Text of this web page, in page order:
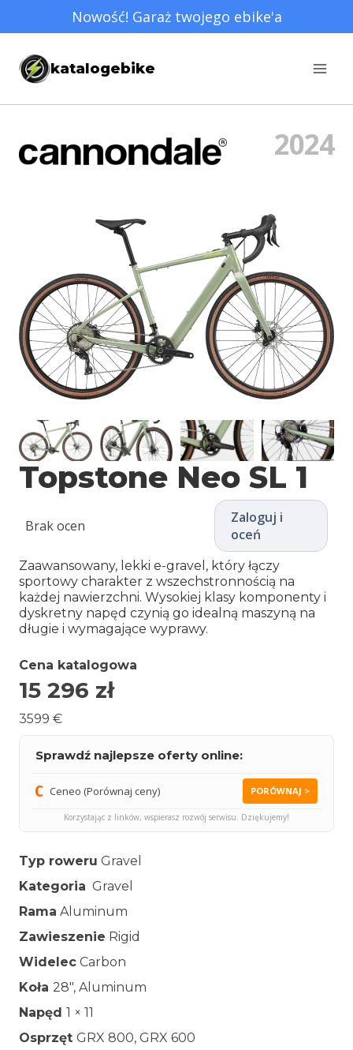
do
treści
Nowość! Garaż twojego ebike'a
katalogebike
2024
Topstone Neo SL 1
Brak ocen
Zaloguj i
oceń
Zaawansowany, lekki e-gravel, który łączy
sportowy charakter z wszechstronnością na
każdej nawierzchni. Wysokiej klasy komponenty i
dyskretny napęd czynią go idealną maszyną na
długie i wymagające wyprawy.
Cena katalogowa
15 296 zł
3599 €
Sprawdź najlepsze oferty online:
Ceneo (Porównaj ceny) PORÓWNAJ >
Korzystając z linków, wspierasz rozwój serwisu. Dziękujemy!
Typ roweru Gravel
Kategoria Gravel
Rama Aluminum
Zawieszenie Rigid
Widelec Carbon
Koła 28″, Aluminum
Napęd 1 × 11
Osprzęt GRX 800, GRX 600